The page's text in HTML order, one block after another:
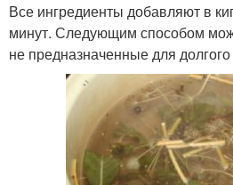
Все ингредиенты добавляют в
минут. Следующим способом
не предназначенные для